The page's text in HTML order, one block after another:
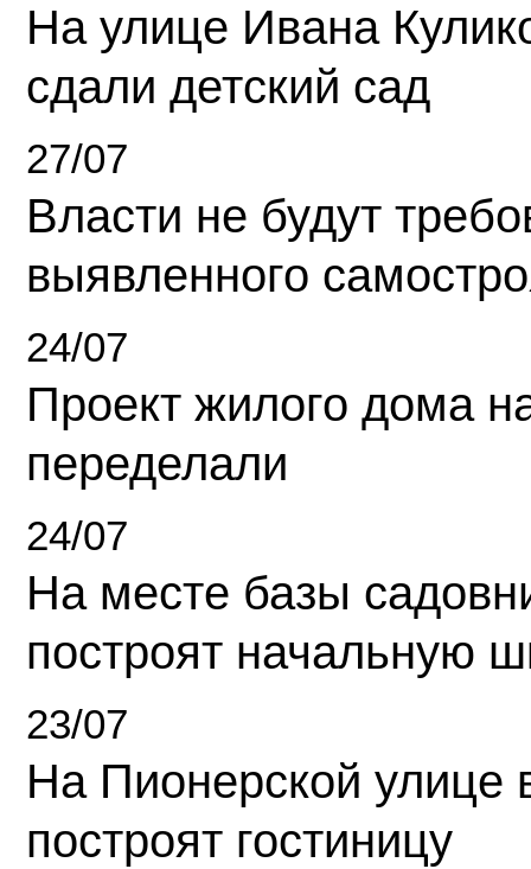
На улице Ивана
сдали детский сад
27/07
Власти не будут
выявленного
24/07
Проект жилого дома
переделали
24/07
На месте базы
построят начальную
23/07
На Пионерской улице
построят гостиницу